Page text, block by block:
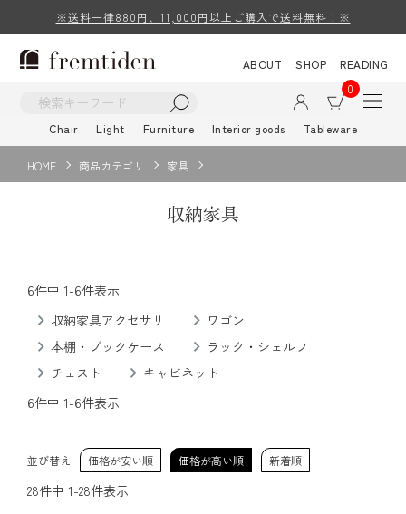
※送料一律880円、11,000円以上ご購入で送料無料！※
ABOUT SHOP
READING
0
Chair Light Furniture Interior goods Tableware
HOME 商品カテゴリ 家具
収納家具
6件中 1-6件表示
収納家具アクセサリ
ワゴン
本棚・ブックケース
ラック・シェルフ
チェスト
キャビネット
6件中 1-6件表示
並び替え 価格が安い順 価格が高い順 新着順
28件中 1-28件表示